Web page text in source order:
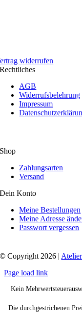
widerrufen
Rechtliches
AGB
Widerrufsbelehrung
Impressum
Shop
Zahlungsarten
Versand
Dein Konto
Meine Bestellungen
Meine Adresse
Passwort vergessen
© Copyright 2026 |
Page load link
Kein
Die durchgestrichenen